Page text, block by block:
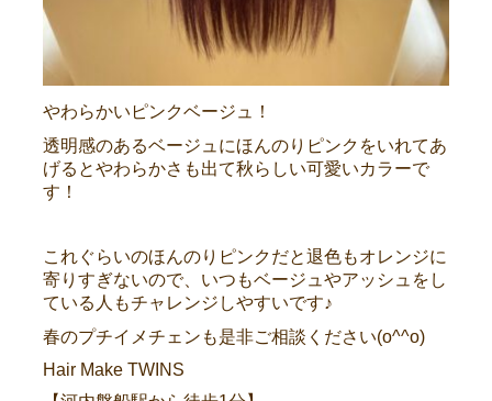
やわらかいピンクベージュ！
透明感のあるベージュにほんのりピンクをいれてあ
げるとやわらかさも出て秋らしい可愛いカラーで
す！
これぐらいのほんのりピンクだと退色もオレンジに
寄りすぎないので、いつもベージュやアッシュをし
ている人もチャレンジしやすいです♪
春のプチイメチェンも是非ご相談ください(o^^o)
Hair Make TWINS